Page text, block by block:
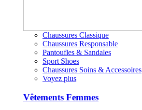
Chaussures Classique
Chaussures Responsable
Pantoufles & Sandales
Sport Shoes
Chaussures Soins & Accessoires
Voyez plus
Vêtements Femmes